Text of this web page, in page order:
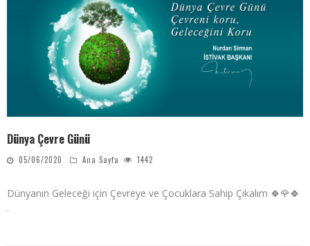
Dünya Çevre Günü
05/06/2020 Ana Sayfa 1442
Dünyanın Geleceği için Çevreye ve Çocuklara Sahip Çıkalım 🍀🌹🍀
.